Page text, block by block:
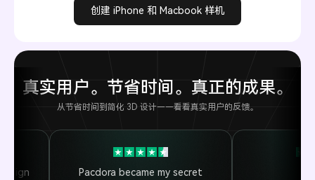
创建 iPhone 和 Macbook 样机
真实用户。节省时间。真正的成果。
从节省时间到简化 3D 设计——看看真实用户的反馈。
Pacdora became my secret